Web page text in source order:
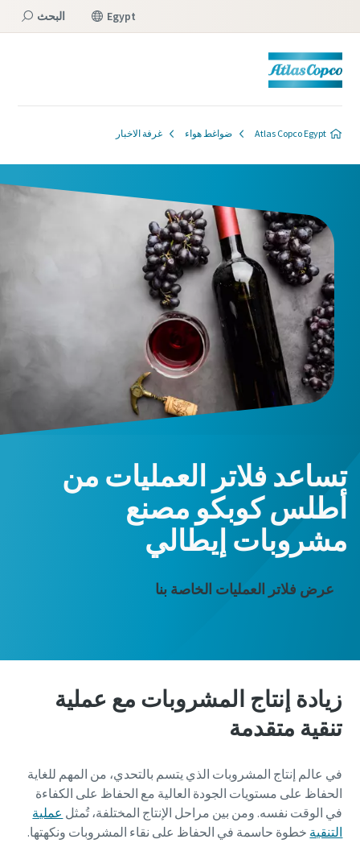
Egypt البحث
Atlas Copco Egypt ضواغط هواء غرفة الاخبار
تساعد فلاتر العمليات من
أطلس كوبكو مصنع
مشروبات إيطالي
عرض فلاتر العمليات الخاصة بنا
زيادة إنتاج المشروبات مع عملية
تنقية متقدمة
في عالم إنتاج المشروبات الذي يتسم بالتحدي، من المهم للغاية
الحفاظ على مستويات الجودة العالية مع الحفاظ على الكفاءة
في الوقت نفسه. ومن بين مراحل الإنتاج المختلفة، تُمثل عملية
التنقية خطوة حاسمة في الحفاظ على نقاء المشروبات ونكهتها.